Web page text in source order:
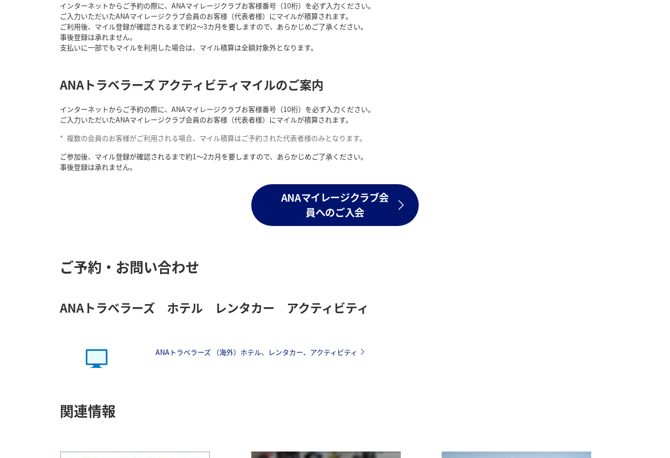
インターネットからご予約の際に、ANAマイレージクラブお客様番号（10桁）を必ず入力ください。
ご入力いただいたANAマイレージクラブ会員のお客様（代表者様）にマイルが積算されます。
ご利用後、マイル登録が確認されるまで約2～3カ月を要しますので、あらかじめご了承ください。
事後登録は承れません。
支払いに一部でもマイルを利用した場合は、マイル積算は全額対象外となります。
ANAトラベラーズ アクティビティマイルのご案内
インターネットからご予約の際に、ANAマイレージクラブお客様番号（10桁）を必ず入力ください。
ご入力いただいたANAマイレージクラブ会員のお客様（代表者様）にマイルが積算されます。
* 複数の会員のお客様がご利用される場合、マイル積算はご予約された代表者様のみとなります。
ご参加後、マイル登録が確認されるまで約1～2カ月を要しますので、あらかじめご了承ください。
事後登録は承れません。
ANAマイレージクラブ会
員へのご入会
ご予約・お問い合わせ
ANAトラベラーズ ホテル レンタカー アクティビティ
ANAトラベラーズ （海外）ホテル、レンタカー、アクティビティ
関連情報